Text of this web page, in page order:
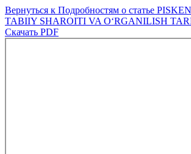
Вернуться к Подробностям о статье
TABIIY SHAROITI VA O‘RGANILISH
Скачать PDF